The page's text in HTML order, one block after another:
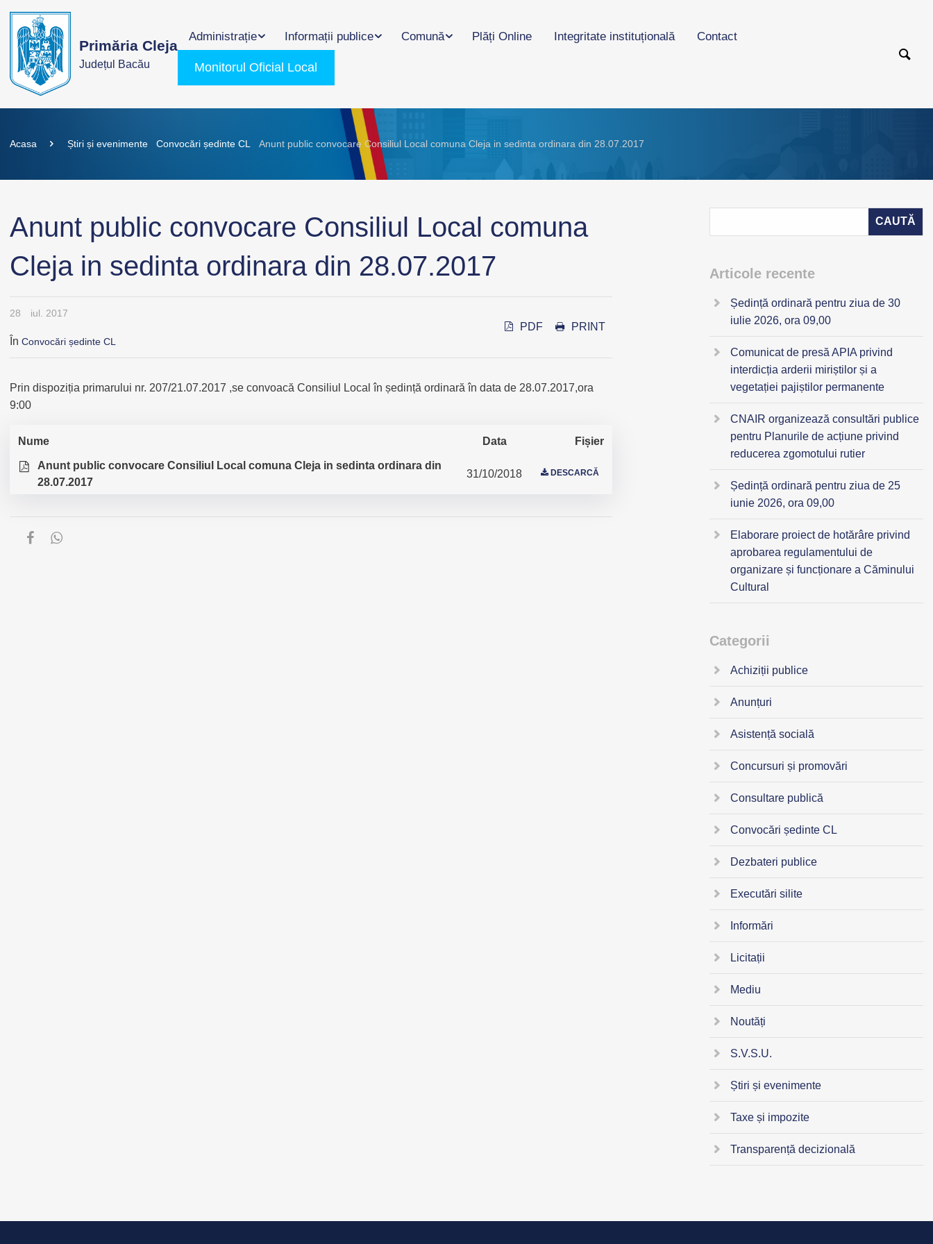
Primăria Cleja
Județul Bacău
Administrație Informații publice Comună Plăți Online Integritate instituțională Contact
Monitorul Oficial Local
Acasa Știri și evenimente Convocări ședinte CL Anunt public convocare Consiliul Local comuna Cleja in sedinta ordinara din 28.07.2017
Anunt public convocare Consiliul Local comuna
Cleja in sedinta ordinara din 28.07.2017
28 iul. 2017
În Convocări ședinte CL
PDF PRINT
Prin dispoziția primarului nr. 207/21.07.2017 ,se convoacă Consiliul Local în ședință ordinară în data de 28.07.2017,ora
9:00
Nume Data Fișier
Anunt public convocare Consiliul Local comuna Cleja in sedinta ordinara din
28.07.2017
31/10/2018 DESCARCĂ
Articole recente
Ședință ordinară pentru ziua de 30
iulie 2026, ora 09,00
Comunicat de presă APIA privind
interdicția arderii miriștilor și a
vegetației pajiștilor permanente
CNAIR organizează consultări publice
pentru Planurile de acțiune privind
reducerea zgomotului rutier
Ședință ordinară pentru ziua de 25
iunie 2026, ora 09,00
Elaborare proiect de hotărâre privind
aprobarea regulamentului de
organizare și funcționare a Căminului
Cultural
Categorii
Achiziții publice
Anunțuri
Asistență socială
Concursuri și promovări
Consultare publică
Convocări ședinte CL
Dezbateri publice
Executări silite
Informări
Licitații
Mediu
Noutăți
S.V.S.U.
Știri și evenimente
Taxe și impozite
Transparență decizională